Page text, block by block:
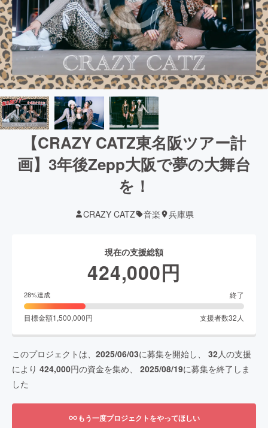
【CRAZY CATZ東名阪ツアー計
画】3年後Zepp大阪で夢の大舞台
を！
CRAZY CATZ 音楽 兵庫県
現在の支援総額
424,000円
28%達成 終了
目標金額1,500,000円 支援者数32 人
このプロジェクトは、 2025/06/03に募集を開始し、 32人の支援
により 424,000円の資金を集め、 2025/08/19に募集を終了しま
した
もう一度プロジェクトをやってほしい